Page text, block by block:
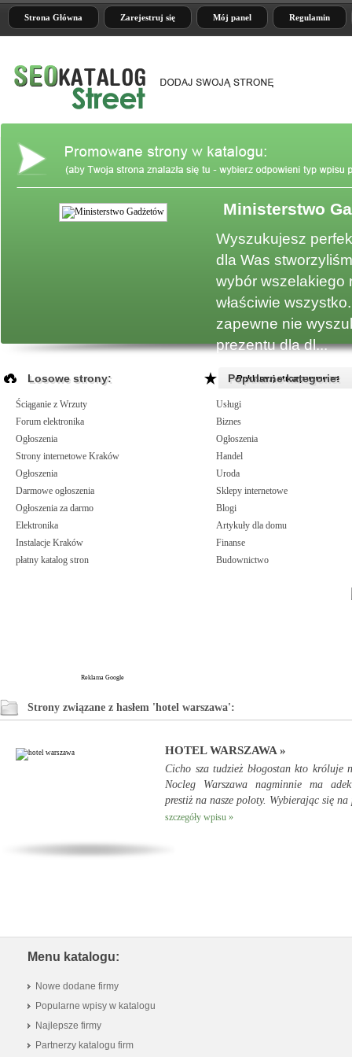
Strona Główna Zarejestruj się Mój panel Regulamin
Ministerstwo
Wyszukujesz
dla Was
wybór wszelakiego
właściwie
zapewne nie
prezentu dla dl...
Reklamuj strony www >>
Losowe strony:
Ściąganie z Wrzuty
Forum elektronika
Ogłoszenia
Strony internetowe Kraków
Ogłoszenia
Darmowe ogłoszenia
Ogłoszenia za darmo
Elektronika
Instalacje Kraków
płatny katalog stron
Popularne kategorie:
Usługi
Biznes
Ogłoszenia
Handel
Uroda
Sklepy internetowe
Blogi
Artykuły dla domu
Finanse
Budownictwo
Reklama Google
Strony związane z hasłem 'hotel warszawa':
HOTEL WARSZAWA »
Cicho sza tudzież błogostan kto króluje
Nocleg Warszawa nagminnie ma
prestiż na nasze poloty. Wybierając się na
szczegóły wpisu »
Menu katalogu:
Nowe dodane firmy
Popularne wpisy w katalogu
Najlepsze firmy
Partnerzy katalogu firm